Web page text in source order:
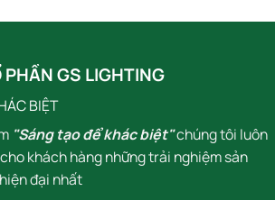
PHẦN GS LIGHTING
BIỆT
"Sáng tạo để khác biệt"chúng tôi luôn
khách hàng những trải nghiệm sản
đại nhất